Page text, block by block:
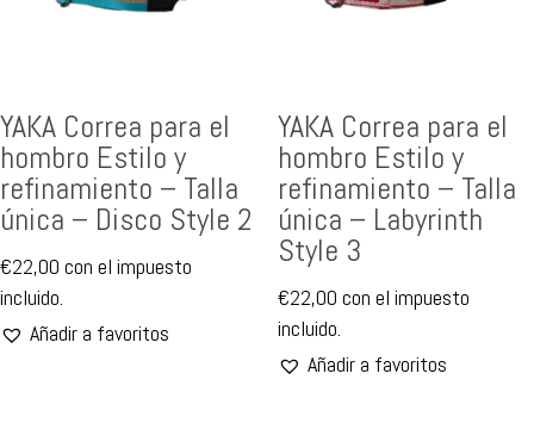
YAKA Correa para el
hombro Estilo y
refinamiento – Talla
única – Disco Style 2
€22,00 con el impuesto
incluido.
Añadir a favoritos
YAKA Correa para el
hombro Estilo y
refinamiento – Talla
única – Labyrinth
Style 3
€22,00 con el impuesto
incluido.
Añadir a favoritos